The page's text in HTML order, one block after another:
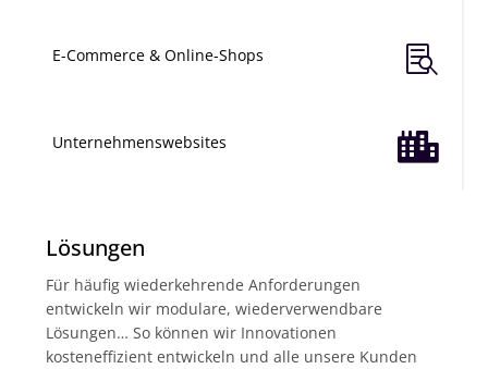

E-Commerce & Online-Shops

Unternehmenswebsites
Lösungen
Für häufig wiederkehrende Anforderungen
entwickeln wir modulare, wiederverwendbare
Lösungen… So können wir Innovationen
kosteneffizient entwickeln und alle unsere Kunden